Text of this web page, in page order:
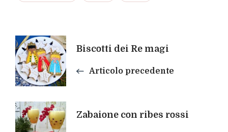
Navigazione
articoli
Biscotti dei Re magi
Articolo precedente
Zabaione con ribes rossi